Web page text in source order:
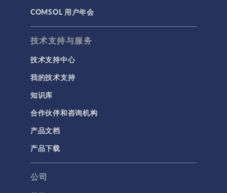
COMSOL 用户年会
技术支持与服务
技术支持中心
我的技术支持
知识库
合作伙伴和咨询机构
产品文档
产品下载
公司